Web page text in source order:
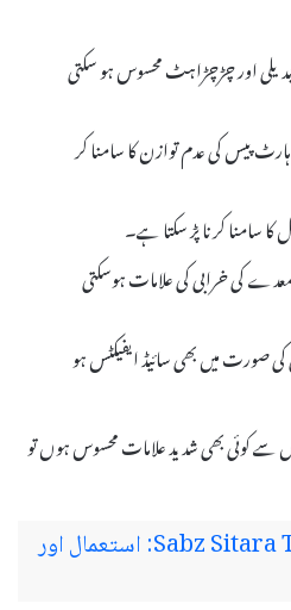
اور چڑچڑاہٹ محسوس ہو سکتی
پیس کی عدم توازن کا سامنا کر
سامنا کرنا پڑ سکتا ہے۔
کی خرابی کی علامات ہوسکتی
کی صورت میں بھی سائیڈ ایفیکٹس ہو
سے کوئی بھی شدید علامات محسوس ہوں تو
Sabz Sitara Tablets: استعمال اور